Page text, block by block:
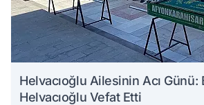
Helvacıoğlu Ailesinin Acı Günü:
Helvacıoğlu Vefat Etti